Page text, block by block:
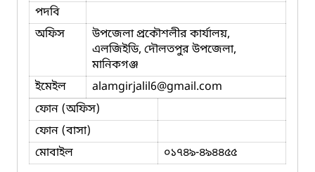
পদবি
অফিস
উপজেলা প্রকৌশলীর কার্যালয়,
এলজিইডি, দৌলতপুর উপজেলা,
মানিকগঞ্জ
ইমেইল
alamgirjalil6@gmail.com
ফোন (অফিস)
ফোন (বাসা)
মোবাইল
০১৭৪৯-৪৯৪৪৫৫